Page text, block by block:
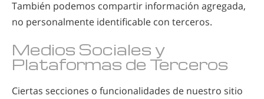
También podemos compartir información agregada,
no personalmente identificable con terceros.
Medios Sociales y
Plataformas de Terceros
Ciertas secciones o funcionalidades de nuestro sitio